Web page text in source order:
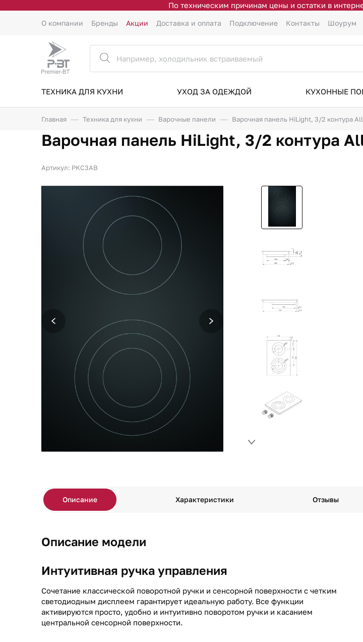
По техническим причинам цены и остатки в
О компании Бренды Акции Доставка и оплата Подключение Контакты Шоурум
ТЕХНИКА ДЛЯ КУХНИ УХОД ЗА ОДЕЖДОЙ КУХОННЫЕ
Главная Техника для кухни Варочные панели Варочная панель HiLight, 3/2 контура
Варочная панель HiLight, 3/2 контура
Артикул: PKC3AB
Описание Характеристики Отзывы
Описание модели
Интуитивная ручка управления
Сочетание классической поворотной ручки и сенсорной поверхности с четким
светодиодным дисплеем гарантирует идеальную работу. Все функции
активируются просто, удобно и интуитивно поворотом ручки и касанием
центральной сенсорной поверхности.